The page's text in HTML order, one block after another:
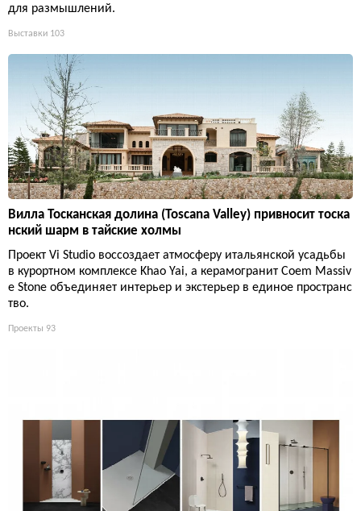
для размышлений.
Выставки 103
Вилла Тосканская долина (Toscana Valley) привносит тоска
нский шарм в тайские холмы
Проект Vi Studio воссоздает атмосферу итальянской усадьбы
в курортном комплексе Khao Yai, а керамогранит Coem Massiv
e Stone объединяет интерьер и экстерьер в единое пространс
тво.
Проекты 93